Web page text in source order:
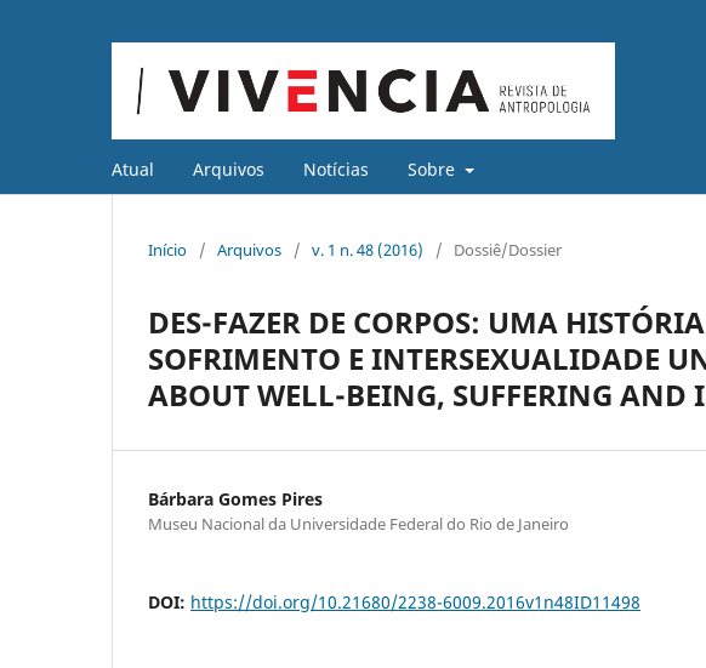
Atual Arquivos Notícias Sobre
Início / Arquivos / v. 1 n. 48 (2016) / Dossiê/Dossier
DES-FAZER DE CORPOS: UMA
SOFRIMENTO E INTERSEXUALIDADE
ABOUT WELL-BEING, SUFFERING AND
Bárbara Gomes Pires
Museu Nacional da Universidade Federal do Rio de Janeiro
DOI: https://doi.org/10.21680/2238-6009.2016v1n48ID11498